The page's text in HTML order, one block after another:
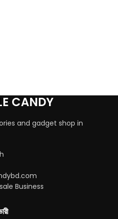
CANDY
and gadget shop in
Business